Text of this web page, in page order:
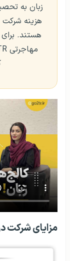
زبان به
هزینه شرکت
هستند.
مزایای شرکت